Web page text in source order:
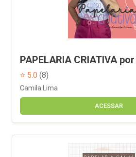
PAPELARIA CRIATIVA
⭐ 5.0 (8)
Camila Lima
ACESSAR